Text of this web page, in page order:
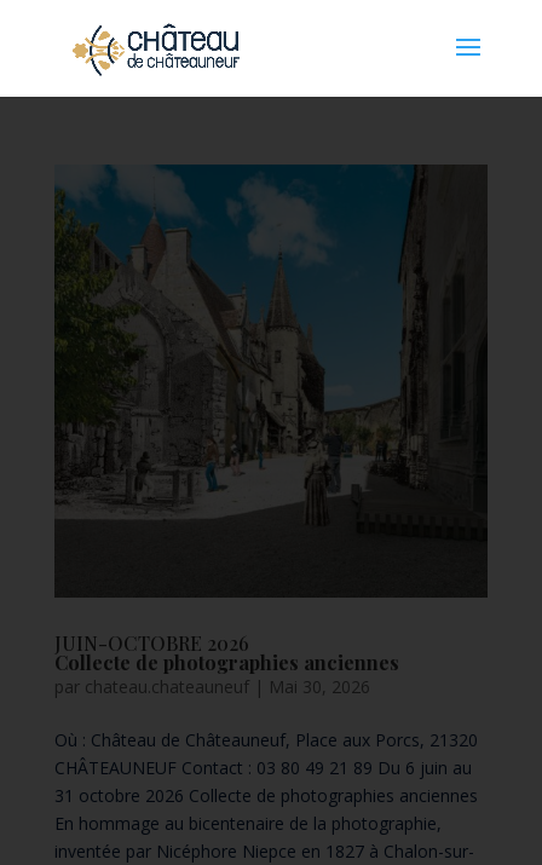
JUIN-OCTOBRE 2026
Collecte de photographies anciennes
par chateau.chateauneuf| Mai 30, 2026
Où : Château de Châteauneuf, Place aux Porcs, 21320
CHÂTEAUNEUF Contact : 03 80 49 21 89 Du 6 juin au
31 octobre 2026 Collecte de photographies anciennes
En hommage au bicentenaire de la photographie,
inventée par Nicéphore Niepce en 1827 à Chalon-sur-